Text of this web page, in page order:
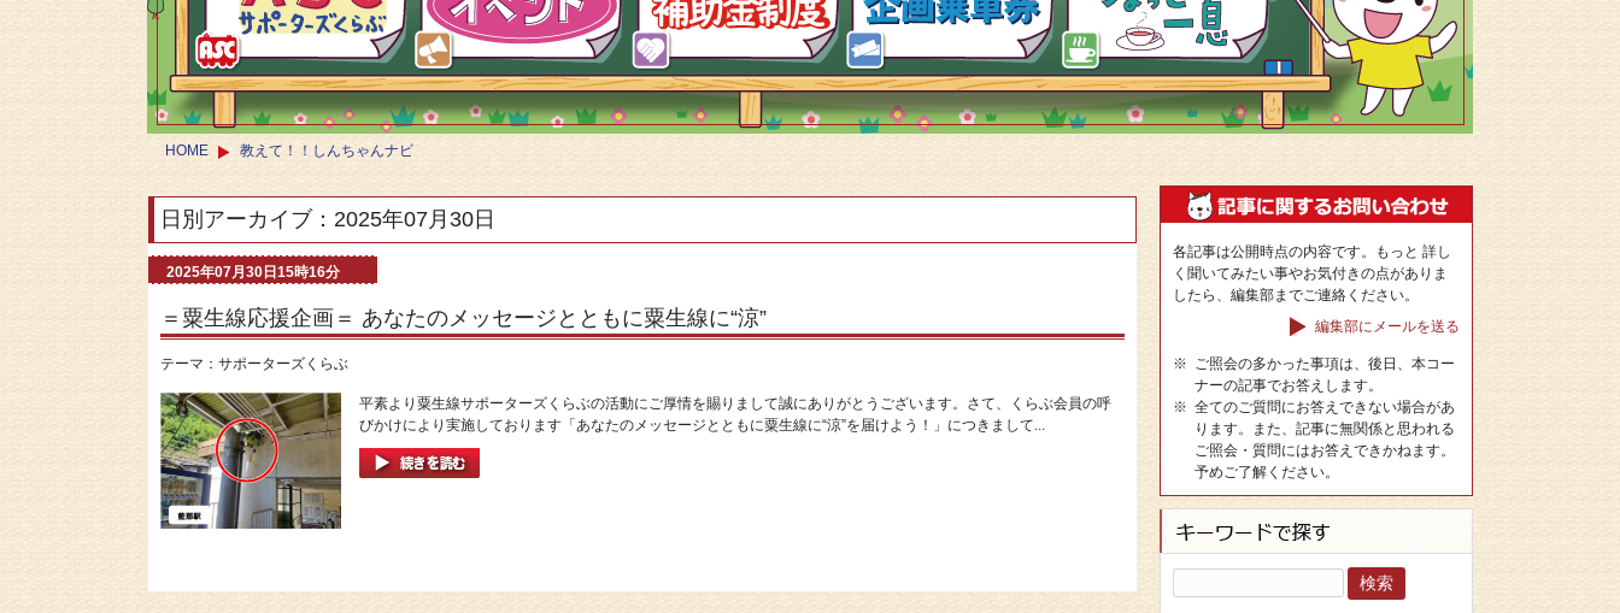
HOME 教えて！！しんちゃんナビ
日別アーカイブ：2025年07月30日
2025年07月30日15時16分
＝粟生線応援企画＝ あなたのメッセージとともに粟生線に“涼”
テーマ： サポーターズくらぶ
平素より粟生線サポーターズくらぶの活動にご厚情を賜りまして誠にありがとうございます。さて、くらぶ会員の呼
びかけにより実施しております「あなたのメッセージとともに粟生線に“涼”を届けよう！」につきまして...
各記事は公開時点の内容です。もっと 詳し
く聞いてみたい事やお気付きの点がありま
したら、編集部までご連絡ください。
編集部にメールを送る
※ ご照会の多かった事項は、後日、本コー
ナーの記事でお答えします。
※ 全てのご質問にお答えできない場合があ
ります。また、記事に無関係と思われる
ご照会・質問にはお答えできかねます。
予めご了解ください。
検
索: